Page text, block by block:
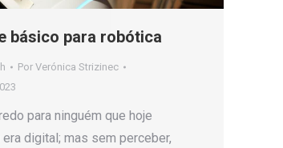
básico para robótica
Por Verónica Strizinec
para ninguém que hoje
digital; mas sem perceber,